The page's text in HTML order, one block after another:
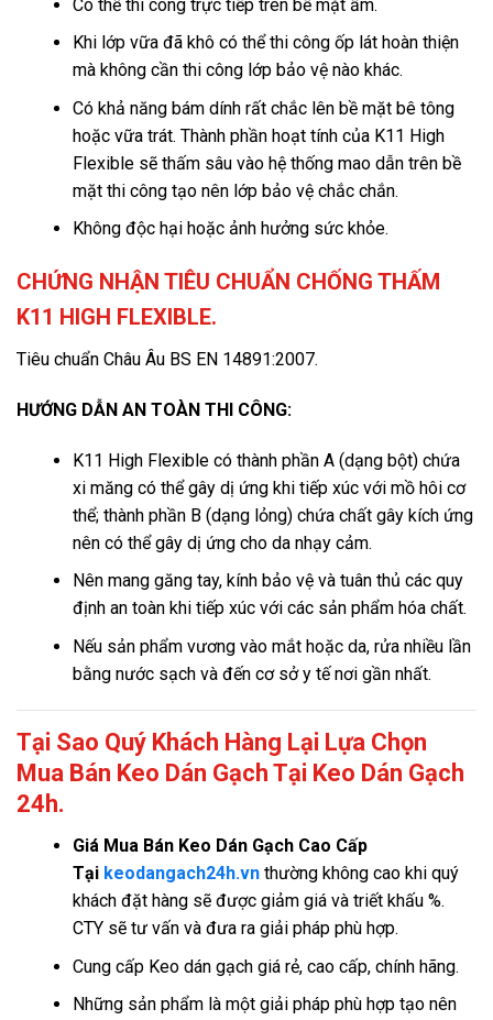
Có thể thi công trực tiếp trên bề mặt ẩm.
Khi lớp vữa đã khô có thể thi công ốp lát hoàn thiện
mà không cần thi công lớp bảo vệ nào khác.
Có khả năng bám dính rất chắc lên bề mặt bê tông
hoặc vữa trát. Thành phần hoạt tính của K11 High
Flexible sẽ thấm sâu vào hệ thống mao dẫn trên bề
mặt thi công tạo nên lớp bảo vệ chắc chắn.
Không độc hại hoặc ảnh hưởng sức khỏe.
CHỨNG NHẬN TIÊU CHUẨN CHỐNG THẤM
K11 HIGH FLEXIBLE.
Tiêu chuẩn Châu Âu BS EN 14891:2007.
HƯỚNG DẪN AN TOÀN THI CÔNG:
K11 High Flexible có thành phần A (dạng bột) chứa
xi măng có thể gây dị ứng khi tiếp xúc với mồ hôi cơ
thể; thành phần B (dạng lỏng) chứa chất gây kích ứng
nên có thể gây dị ứng cho da nhạy cảm.
Nên mang găng tay, kính bảo vệ và tuân thủ các quy
định an toàn khi tiếp xúc với các sản phẩm hóa chất.
Nếu sản phẩm vương vào mắt hoặc da, rửa nhiều lần
bằng nước sạch và đến cơ sở y tế nơi gần nhất.
Tại Sao Quý Khách Hàng Lại Lựa Chọn
Mua Bán Keo Dán Gạch Tại Keo Dán Gạch
24h.
GiáMua Bán Keo Dán Gạch Cao Cấp
Tại keodangach24h.vn thường không cao khi quý
khách đặt hàng sẽ được giảm giá và triết khấu %.
CTY sẽ tư vấn và đưa ra giải pháp phù hợp.
Cung cấp Keo dán gạch giá rẻ, cao cấp, chính hãng.
Những sản phẩm là một giải pháp phù hợp tạo nên